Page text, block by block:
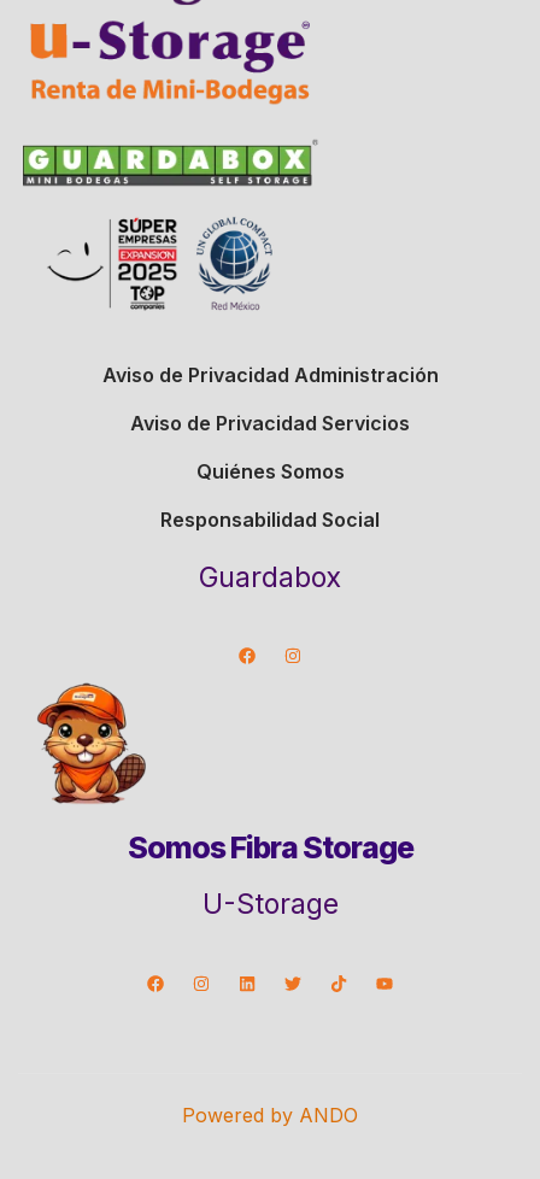
Aviso de Privacidad Administración
Aviso de Privacidad Servicios
Quiénes Somos
Responsabilidad Social
Guardabox
Somos Fibra Storage
U-Storage
Powered by ANDO